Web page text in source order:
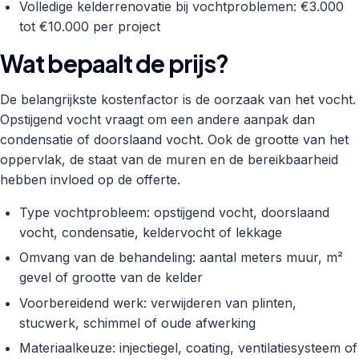
Volledige kelderrenovatie bij vochtproblemen: €3.000
tot €10.000 per project
Wat bepaalt de prijs?
De belangrijkste kostenfactor is de oorzaak van het vocht.
Opstijgend vocht vraagt om een andere aanpak dan
condensatie of doorslaand vocht. Ook de grootte van het
oppervlak, de staat van de muren en de bereikbaarheid
hebben invloed op de offerte.
Type vochtprobleem: opstijgend vocht, doorslaand
vocht, condensatie, keldervocht of lekkage
Omvang van de behandeling: aantal meters muur, m²
gevel of grootte van de kelder
Voorbereidend werk: verwijderen van plinten,
stucwerk, schimmel of oude afwerking
Materiaalkeuze: injectiegel, coating, ventilatiesysteem of